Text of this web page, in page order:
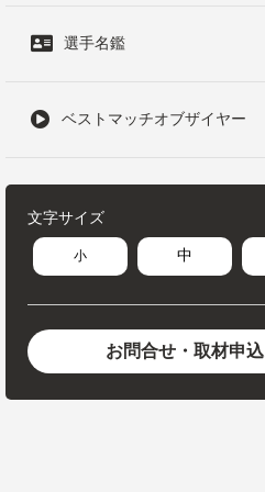
選手名鑑
ベストマッチオブザイヤー
文字サイズ
小 中
お問合せ・取材申込